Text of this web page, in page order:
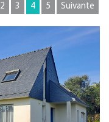
2 3 4 5 Suivante